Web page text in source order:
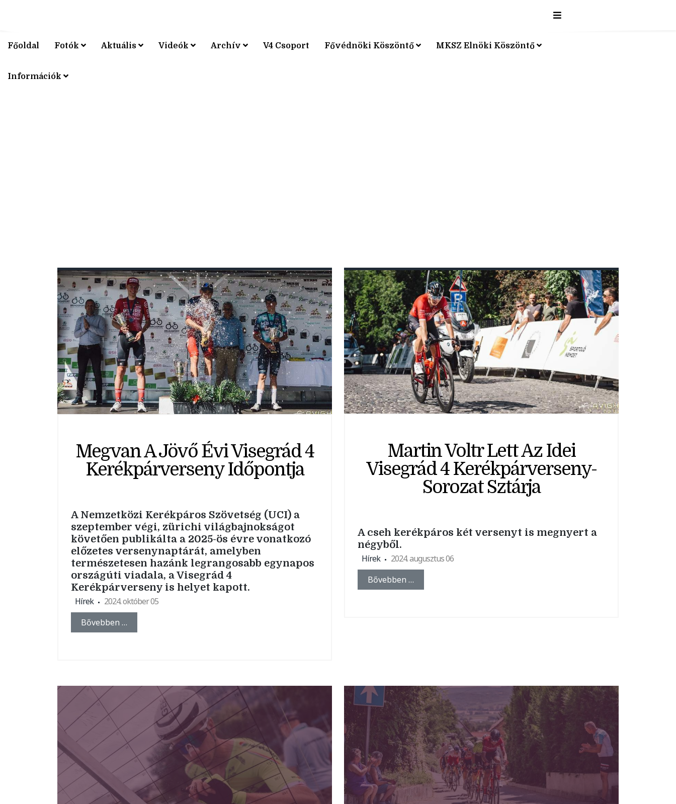
Főoldal Fotók Aktuális Videók Archív V4 Csoport Fővédnöki Köszöntő MKSZ Elnöki Köszöntő
Információk
Megvan A Jövő Évi Visegrád 4
Kerékpárverseny Időpontja
A Nemzetközi Kerékpáros Szövetség (UCI) a
szeptember végi, zürichi világbajnokságot
követően publikálta a 2025-ös évre vonatkozó
előzetes versenynaptárát, amelyben
természetesen hazánk legrangosabb egynapos
országúti viadala, a Visegrád 4
Kerékpárverseny is helyet kapott.
Hírek
2024. október 05
Bővebben …
Martin Voltr Lett Az Idei
Visegrád 4 Kerékpárverseny-
Sorozat Sztárja
A cseh kerékpáros két versenyt is megnyert a
négyből.
Hírek
2024. augusztus 06
Bővebben …